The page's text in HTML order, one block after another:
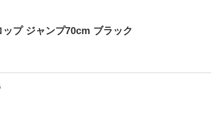
プ ジャンプ70cm ブラック